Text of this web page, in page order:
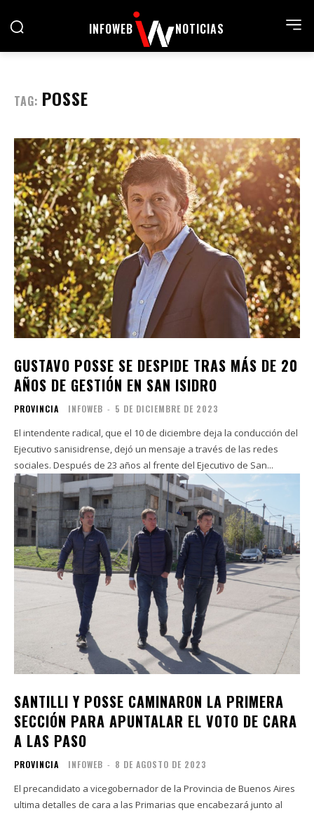
INFOWEB NOTICIAS
TAG: POSSE
GUSTAVO POSSE SE DESPIDE TRAS MÁS DE 20
AÑOS DE GESTIÓN EN SAN ISIDRO
PROVINCIA INFOWEB - 5 DE DICIEMBRE DE 2023
El intendente radical, que el 10 de diciembre deja la conducción del
Ejecutivo sanisidrense, dejó un mensaje a través de las redes
sociales. Después de 23 años al frente del Ejecutivo de San...
SANTILLI Y POSSE CAMINARON LA PRIMERA
SECCIÓN PARA APUNTALAR EL VOTO DE CARA
A LAS PASO
PROVINCIA INFOWEB - 8 DE AGOSTO DE 2023
El precandidato a vicegobernador de la Provincia de Buenos Aires
ultima detalles de cara a las Primarias que encabezará junto al